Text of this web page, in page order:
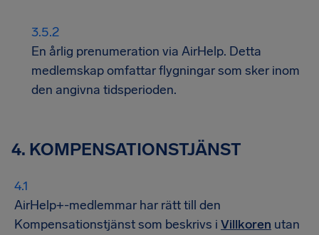
En årlig prenumeration via AirHelp. Detta
medlemskap omfattar flygningar som sker inom
den angivna tidsperioden.
4. KOMPENSATIONSTJÄNST
AirHelp+-medlemmar har rätt till den
Kompensationstjänst som beskrivs i Villkoren utan